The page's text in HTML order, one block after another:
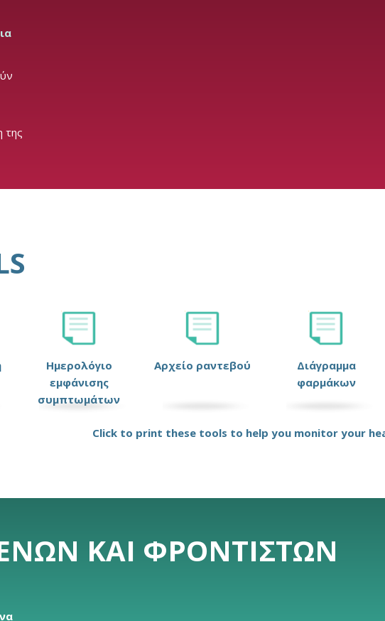
της
Ημερολόγιο
εμφάνισης
συμπτωμάτων
Αρχείο ραντεβού
Διάγραμμα
φαρμάκων
Click to print these tools to help you monitor your
ΚΑΙ ΦΡΟΝΤΙΣΤΏΝ